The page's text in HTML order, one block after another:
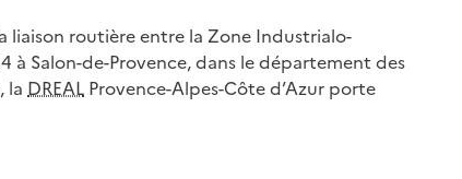
liaison routière entre la Zone Industrialo-
à Salon-de-Provence, dans le département des
la DREAL Provence-Alpes-Côte d’Azur porte